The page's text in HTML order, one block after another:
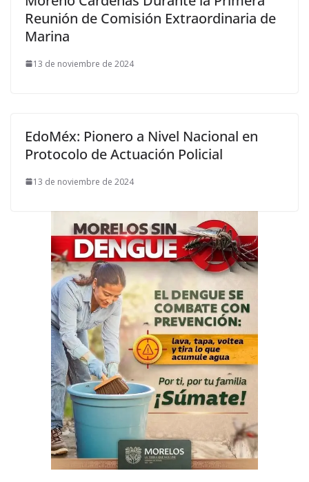
Reunión de Comisión Extraordinaria de
Marina
13 de noviembre de 2024
EdoMéx: Pionero a Nivel Nacional en
Protocolo de Actuación Policial
13 de noviembre de 2024